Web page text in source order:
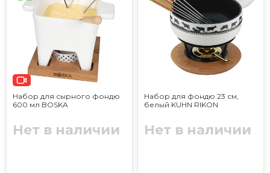
Набор для сырного фондю
600 мл BOSKA
Нет в наличии
Набор для фондю 23 см,
белый KUHN RIKON
Нет в наличии